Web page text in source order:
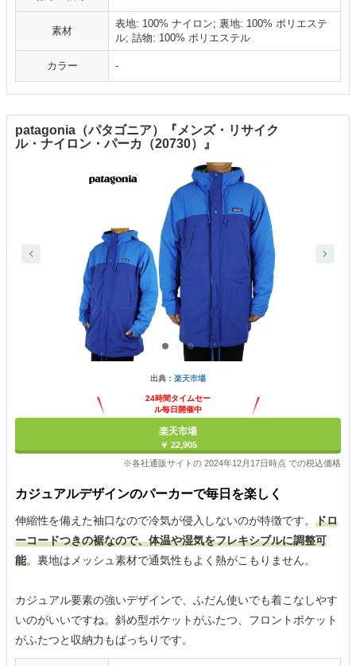
素材
表地: 100% ナイロン; 裏地: 100% ポリエステ
ル; 詰物: 100% ポリエステル
カラー -
patagonia（パタゴニア）『メンズ・リサイク
ル・ナイロン・パーカ（20730）』
出典： 楽天市場
24時間タイムセー
ル毎日開催中
楽天市場
￥ 22,905
※各社通販サイトの 2024年12月17日時点 での税込価格
カジュアルデザインのパーカーで毎日を楽しく
伸縮性を備えた袖口なので冷気が侵入しないのが特徴です。 ドロ
ーコードつきの裾なので、体温や湿気をフレキシブルに調整可
能。裏地はメッシュ素材で通気性もよく熱がこもりません。
カジュアル要素の強いデザインで、ふだん使いでも着こなしやす
いのがいいですね。斜め型ポケットがふたつ、フロントポケット
がふたつと収納力もばっちりです。